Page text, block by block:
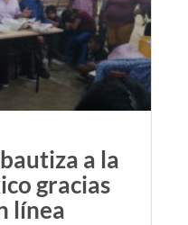
a la
gracias
línea